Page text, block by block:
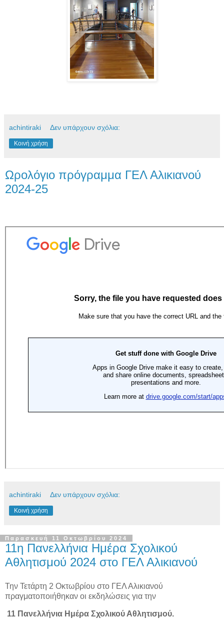
achintiraki Δεν υπάρχουν σχόλια:
Κοινή χρήση
Ωρολόγιο πρόγραμμα ΓΕΛ Αλικιανού
2024-25
achintiraki Δεν υπάρχουν σχόλια:
Κοινή χρήση
Παρασκευή 11 Οκτωβρίου 2024
11η Πανελλήνια Ημέρα Σχολικού
Αθλητισμού 2024 στο ΓΕΛ Αλικιανού
Την Τετάρτη 2 Οκτωβρίου στο ΓΕΛ Αλικιανού
πραγματοποιήθηκαν οι εκδηλώσεις για την
11 Πανελλήνια Ημέρα Σχολικού Αθλητισμού.